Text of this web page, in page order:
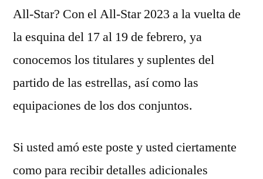
All-Star? Con el All-Star 2023 a la vuelta de
la esquina del 17 al 19 de febrero, ya
conocemos los titulares y suplentes del
partido de las estrellas, así como las
equipaciones de los dos conjuntos.
Si usted amó este poste y usted ciertamente
como para recibir detalles adicionales